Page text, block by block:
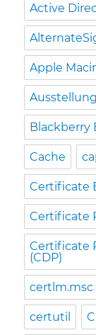
Active
Apple
Blackberry
Cache
Certificate
Certificate
Certificate
(CDP)
certlm.msc
certutil